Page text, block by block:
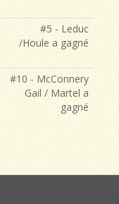
#5 - Leduc
/Houle a gagné
#10 - McConnery
Gail / Martel a
gagné